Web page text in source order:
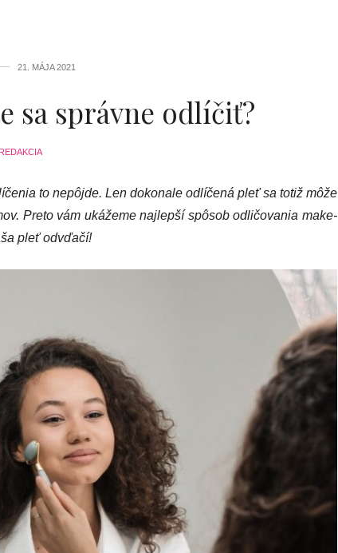
21. MÁJA 2021
sa správne odlíčiť?
REDAKCIA
to nepôjde. Len dokonale odlíčená pleť sa totiž môže
Preto vám ukážeme najlepší spôsob odličovania make-
pleť odvďačí!